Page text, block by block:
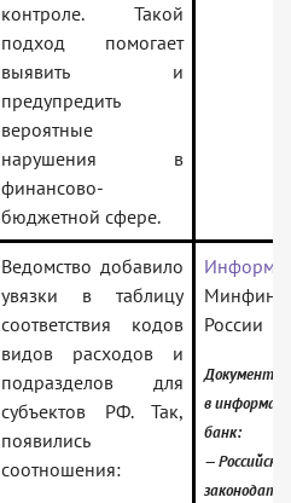
контроле. Такой
подход помогает
выявить и
предупредить
вероятные
нарушения в
финансово-
бюджетной сфере.
Ведомство добавило
увязки в таблицу
соответствия кодов
видов расходов и
подразделов для
субъектов РФ. Так,
появились
соотношения:
Минфина
России
Документ
в
банк:
— Российское